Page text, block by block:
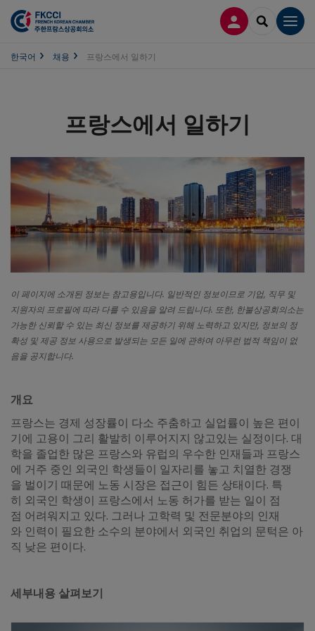
접속 SEARCH
한국어 채용 프랑스에서 일하기
프랑스에서 일하기
이 페이지에 소개된 정보는 참고용입니다. 일반적인 정보이므로 기업, 직무 및
지원자의 프로필에 따라 다를 수 있음을 알려 드립니다. 또한, 한불상공회의소는
가능한 신뢰할 수 있는 최신 정보를 제공하기 위해 노력하고 있지만, 정보의 정
확성 및 제공 정보 사용으로 발생되는 모든 일에 관하여 아무런 법적 책임이 없
음을 공지합니다.
개요
프랑스는 경제 성장률이 다소 주춤하고 실업률이 높은 편이
기에 고용이 그리 활발히 이루어지지 않고있는 실정이다. 대
학을 졸업한 많은 프랑스와 유럽의 우수한 인재들과 프랑스
에 거주 중인 외국인 학생들이 일자리를 놓고 치열한 경쟁
을 벌이기 때문에 노동 시장은 접근이 힘든 상태이다. 특
히 외국인 학생이 프랑스에서 노동 허가를 받는 일이 점
점 어려워지고 있다. 그러나 고학력 및 전문분야의 인재
와 인력이 필요한 소수의 분야에서 외국인 취업의 문턱은 아
직 낮은 편이다.
세부내용 살펴보기